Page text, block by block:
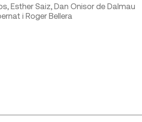
Esther Saiz, Dan Onisor de Dalmau
i Roger Bellera